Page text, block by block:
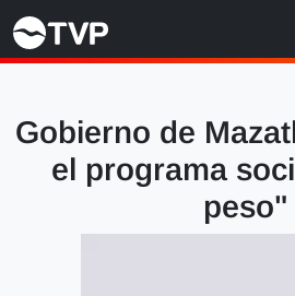
Gobierno de
el programa
peso"